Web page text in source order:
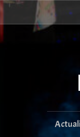
Aller
contenu
principal